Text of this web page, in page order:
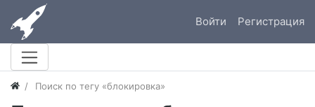
Войти Регистрация
Поиск по тегу «блокировка»